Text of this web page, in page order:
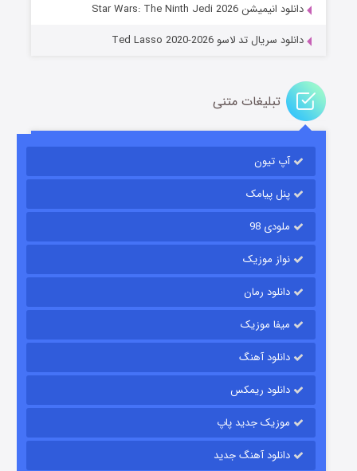
رویایی برای تو
قسمت
دانلود انیمیشن Star Wars: The Ninth Jedi 2026
دانلود سریال تد لاسو Ted Lasso 2020-2026
تبلیغات متنی
آپ تیون
پنل پیامک
ملودی 98
نواز موزیک
دانلود رمان
میفا موزیک
دانلود آهنگ
دانلود ریمکس
موزیک جدید پاپ
دانلود آهنگ جدید